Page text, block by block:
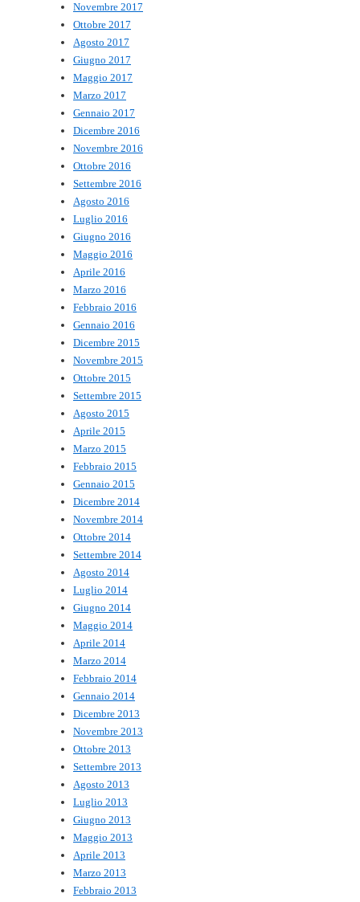
Novembre 2017
Ottobre 2017
Agosto 2017
Giugno 2017
Maggio 2017
Marzo 2017
Gennaio 2017
Dicembre 2016
Novembre 2016
Ottobre 2016
Settembre 2016
Agosto 2016
Luglio 2016
Giugno 2016
Maggio 2016
Aprile 2016
Marzo 2016
Febbraio 2016
Gennaio 2016
Dicembre 2015
Novembre 2015
Ottobre 2015
Settembre 2015
Agosto 2015
Aprile 2015
Marzo 2015
Febbraio 2015
Gennaio 2015
Dicembre 2014
Novembre 2014
Ottobre 2014
Settembre 2014
Agosto 2014
Luglio 2014
Giugno 2014
Maggio 2014
Aprile 2014
Marzo 2014
Febbraio 2014
Gennaio 2014
Dicembre 2013
Novembre 2013
Ottobre 2013
Settembre 2013
Agosto 2013
Luglio 2013
Giugno 2013
Maggio 2013
Aprile 2013
Marzo 2013
Febbraio 2013